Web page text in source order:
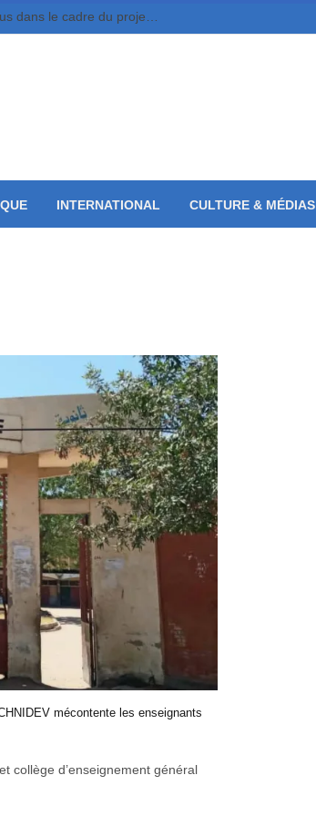
Moundou : 10 jeunes entrepreneurs retenus dans le cadre du projet MounDix
INTERNATIONAL CULTURE & MÉDIAS
mécontente les enseignants
collège d’enseignement général